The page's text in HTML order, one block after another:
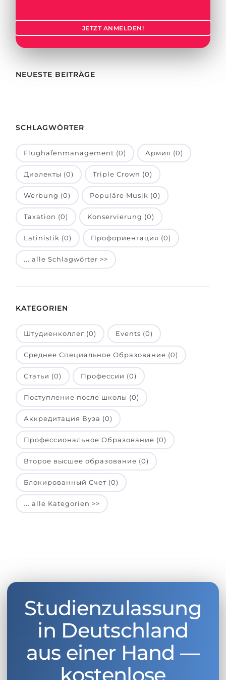
BERUFE
Beispiel-Stellenangebote
Holland-Test
Interessenkarte-Test
RIASEC-Test
Erfolgzu
100%
Unsere Studierenden werden
BERATUNG!
BEWERBEN FÜR FACHRICHTUNG …
Medizin
Physik
BEWERBEN AUS …
Russland
Ukraine
Kasachstan
Aserbaidschan
Armenien
Belarus
Anderes Land
JETZT ANMELDEN!
NEUESTE BEITRÄGE
SCHLAGWÖRTER
Flughafenmanagement (0) Армия (0)
Диалекты (0) Triple Crown (0)
Werbung (0) Populäre Musik (0)
Taxation (0) Konservierung (0)
Latinistik (0) Профориентация (0)
... alle Schlagwörter >>
KATEGORIEN
Штудиенколлег (0) Events (0)
Среднее Специальное Образование (0)
Статьи (0) Профессии (0)
Поступление после школы (0)
Аккредитация Вуза (0)
Профессиональное Образование (0)
Второе высшее образование (0)
Блокированный Счет (0)
... alle Kategorien >>
Studienzulassung
in Deutschland
aus einer Hand —
kostenlose